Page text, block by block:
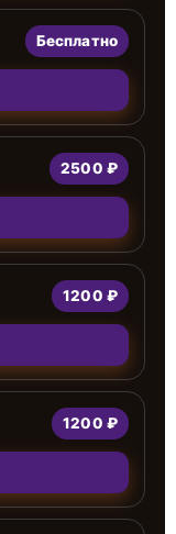
Бесплатно
2500 ₽
1200 ₽
1200 ₽